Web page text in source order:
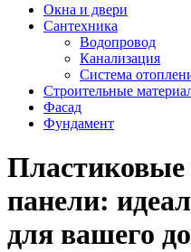
Окна и двери
Сантехника
Водопровод
Канализация
Система
Строительные
Фасад
Фундамент
панели:
для вашего